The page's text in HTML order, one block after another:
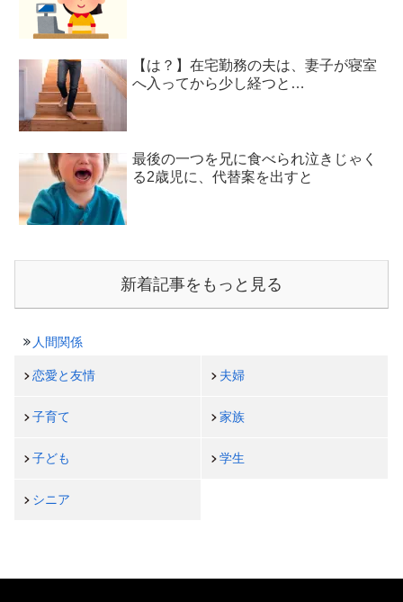
【は？】在宅勤務の夫は、妻子が寝室
へ入ってから少し経つと…
最後の一つを兄に食べられ泣きじゃく
る2歳児に、代替案を出すと
新着記事をもっと見る
人間関係
恋愛と友情 夫婦
子育て 家族
子ども 学生
シニア